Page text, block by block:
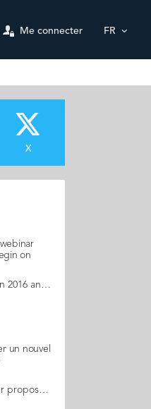
Me connecter FR
X
on
Between autumn 2016 and spring 2017, Audencia offered alumni and students five webinars on careers issues. Registration levels were consistently high with 31% of registrants attending live (next day replays are systematically available). For each webinar individual presenters were rated as "good" or "excellent". The new season of careers webinars will start on 16th November with speaker Lauren Rivera, associate professor of management at Kellogg School of Management. She will provide insights into how elite companies hire, drawing on her award-winning research into hiring practices at elite professional services firms. She aims to show how the hiring process works, what qualities firms prize in candidates and how they ultimately choose who to hire. "Judging by last season's feedback, we are confident that the coming webinar series will be just as inspiring!", says Shyla du Cosquer, Audencia Careers consultant. "The positive feedback we received last season focused on several areas, including quality of content, presenter knowledge, and format & interactivity". "Great content and very good examples. Very relevant to the work place environment" "... a passionate and excellent presenter. Very knowledgeable" "Good mix of going through material and answering questions. Discussion really added to the slides" ​ Interested? Follow this link to register These webinars are free for Audencia students and alumni (don't forget to use the AUDstudent promotional code when registering)!
un nouvel
Audencia Career propose un accompagnement aux diplômés expérimentés d’Audencia Business School qui rêvent de changer de job, de mieux utiliser leurs talents et compétences ou bien de se reconvertir. Le temps de l’emploi stable à vie dans la même entreprise est révolu. Le phénomène de reconversion professionnelle est en pleine expansion et les raisons qui y poussent sont nombreuses et propres à chacun. C’est pourquoi les consultantes d’Audencia Career ont imaginé un nouveau parcours pour donner un nouvel élan à sa carrière, construire un nouveau projet professionnel, renforcer sa confiance ou encore trouver du sens dans son travail. Agnès Marchand (Responsable pôle Audencia Careers, Audencia Business School), Catherine Chavigny (GE 89 - Coach, Formatrice, Consultante RH, Fondatrice de 3C & Cie) et Claire Onghena (GE 98 - Coach, Formatrice, Consultante Management & Confiance en soi, Fondatrice de CCO Coaching for Clarity) ont conçu ce parcours Nouvel Elan pour vous aider à définir, tester et déployer vos projets professionnels. INSCRIPTION Au programme : Apprendre à bien se connaître pour faire les bons choix, en identifiant les motivations, les préférences et les forces distinctives "ce que je suis" Définir les possibilités d’évolution "ce que je veux être" Se positionner sur 3 cibles professionnelles pour développer des contacts réseau et mettre au point un plan d’action "ce que je fais faire" S’avoir utiliser l'entretien réseau pour approfondir ses pistes et ajuster son projet Construire un pitch inspirant et unique Définir un plan d'action de mise en oeuvre et s’y engager en identifiant les étapes Donner du relief à ses outils de communication : CV Pitch 3’, profil Linked In, ... Gagner en impact et en conviction dans son personnal branding lors des entretiens Avec des outils et méthodes de travail qui ont fait leurs preuves : Réflexion sur soi appuyée sur des tests reconnus (MBTI, STRONG) Atelier interactif en groupe de 6 à 12 personnes Entretien individuel Simulation d’entretien Feedbacks du groupe et des spécialistes du recrutement Alternance de travail en groupe, en individuel et entretien Rendez-vous les 4 et 5 décembre 2017 puis les 25 et 26 janvier 2018 de 8h30 à 17h30 sur le campus Audencia Paris (95 rue Falguière – 15è arr.). Inscrivez-vous vite !